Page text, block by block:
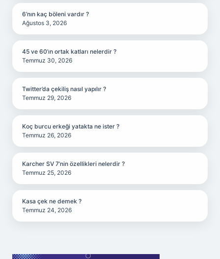
6’nın kaç böleni vardır ?
Ağustos 3, 2026
45 ve 60’ın ortak katları nelerdir ?
Temmuz 30, 2026
Twitter’da çekiliş nasıl yapılır ?
Temmuz 29, 2026
Koç burcu erkeği yatakta ne ister ?
Temmuz 26, 2026
Karcher SV 7’nin özellikleri nelerdir ?
Temmuz 25, 2026
Kasa çek ne demek ?
Temmuz 24, 2026